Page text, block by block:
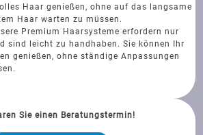
Haar genießen, ohne auf das langsame
Haar warten zu müssen.
Premium Haarsysteme erfordern nur
sind leicht zu handhaben. Sie können Ihr
genießen, ohne ständige Anpassungen
Sie einen Beratungstermin!